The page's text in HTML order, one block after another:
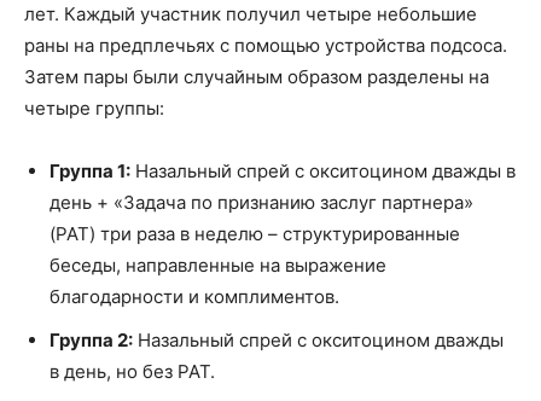
лет. Каждый участник получил четыре небольшие
раны на предплечьях с помощью устройства подсоса.
Затем пары были случайным образом разделены на
четыре группы:
Группа 1: Назальный спрей с окситоцином дважды в
день + «Задача по признанию заслуг партнера»
(PAT) три раза в неделю – структурированные
беседы, направленные на выражение
благодарности и комплиментов.
Группа 2: Назальный спрей с окситоцином дважды
в день, но без PAT.